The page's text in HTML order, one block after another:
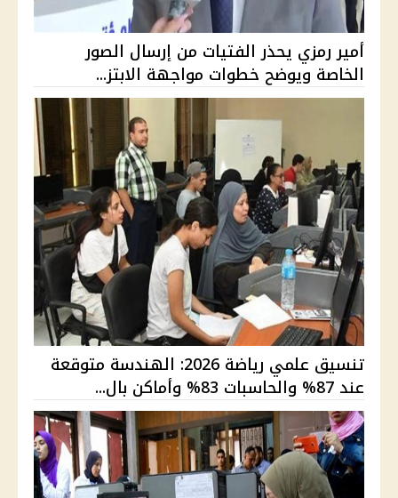
أمير رمزي يحذر الفتيات من إرسال الصور
الخاصة ويوضح خطوات مواجهة الابتز...
تنسيق علمي رياضة 2026: الهندسة متوقعة
عند 87% والحاسبات 83% وأماكن بال...